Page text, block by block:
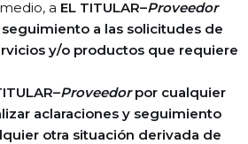
a EL TITULAR–Proveedor
a las solicitudes de
y/o productos que requiere
Proveedorpor cualquier
aclaraciones y seguimiento
otra situación derivada de